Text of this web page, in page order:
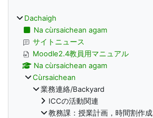
Dachaigh
Na cùrsaichean agam
サイトニュース
Moodle2.4教員用マニュアル
Na cùrsaichean agam
Cùrsaichean
業務連絡/Backyard
ICCの活動関連
教務課：授業計画，時間割作成